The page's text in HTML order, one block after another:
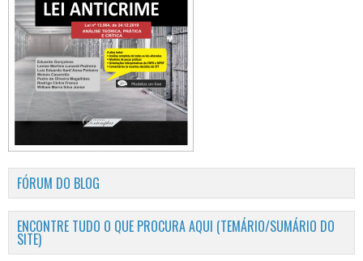
FÓRUM DO BLOG
ENCONTRE TUDO O QUE PROCURA AQUI (TEMÁRIO/SUMÁRIO DO
SITE)